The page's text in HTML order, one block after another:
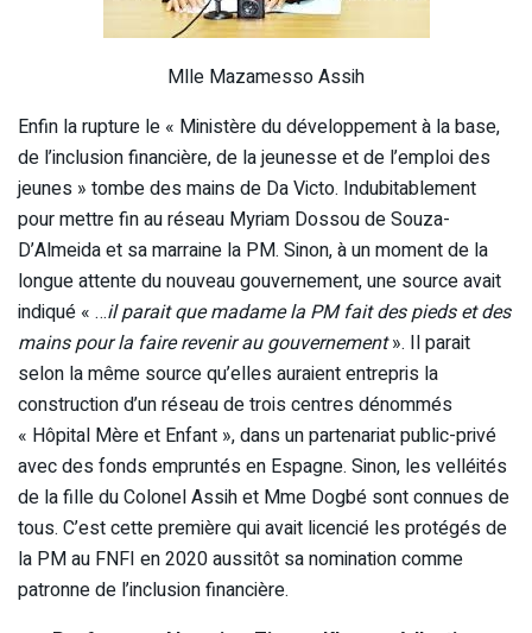
Mlle Mazamesso Assih
Enfin la rupture le « Ministère du développement à la base,
de l’inclusion financière, de la jeunesse et de l’emploi des
jeunes » tombe des mains de Da Victo. Indubitablement
pour mettre fin au réseau Myriam Dossou de Souza-
D’Almeida et sa marraine la PM. Sinon, à un moment de la
longue attente du nouveau gouvernement, une source avait
indiqué « …il parait que madame la PM fait des pieds et des
mains pour la faire revenir au gouvernement». Il parait
selon la même source qu’elles auraient entrepris la
construction d’un réseau de trois centres dénommés
« Hôpital Mère et Enfant », dans un partenariat public-privé
avec des fonds empruntés en Espagne. Sinon, les velléités
de la fille du Colonel Assih et Mme Dogbé sont connues de
tous. C’est cette première qui avait licencié les protégés de
la PM au FNFI en 2020 aussitôt sa nomination comme
patronne de l’inclusion financière.